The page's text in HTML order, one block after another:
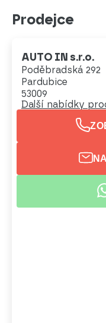
Prodejce
AUTO IN s.r.o.
Poděbradská 292
Pardubice
53009
Další nabídky